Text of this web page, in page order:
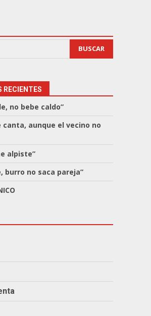
BUSCAR
RECIENTES
no bebe caldo”
canta, aunque el vecino no
alpiste”
burro no saca pareja”